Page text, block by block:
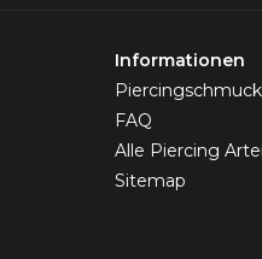
Informationen
FAQ
Alle Piercing
Sitemap